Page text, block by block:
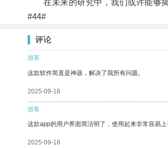
在未来的研究中，我们或许能够揭
#44#
评论
游客
这款软件简直是神器，解决了我所有问题。
2025-09-18
游客
这款app的用户界面简洁明了，使用起来非常容易上
2025-09-18